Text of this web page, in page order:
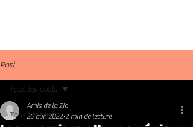
Post
Tous les posts
Tous les posts
Amis de la Zic
25 avr. 2022 2 min de lecture